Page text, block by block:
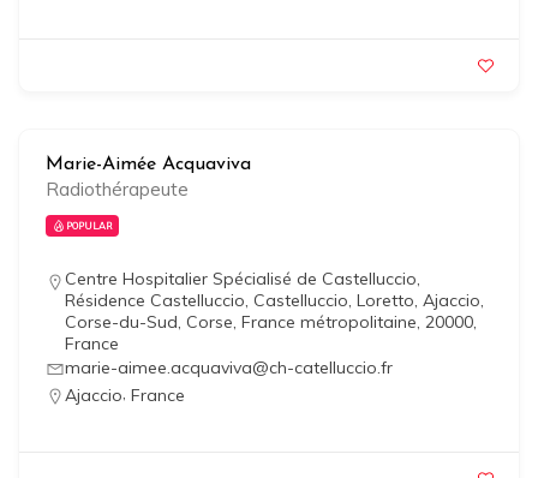
Marie-Aimée Acquaviva
Radiothérapeute
POPULAR
Centre Hospitalier Spécialisé de Castelluccio,
Résidence Castelluccio, Castelluccio, Loretto, Ajaccio,
Corse-du-Sud, Corse, France métropolitaine, 20000,
France
marie-aimee.acquaviva@ch-catelluccio.fr
Ajaccio, France